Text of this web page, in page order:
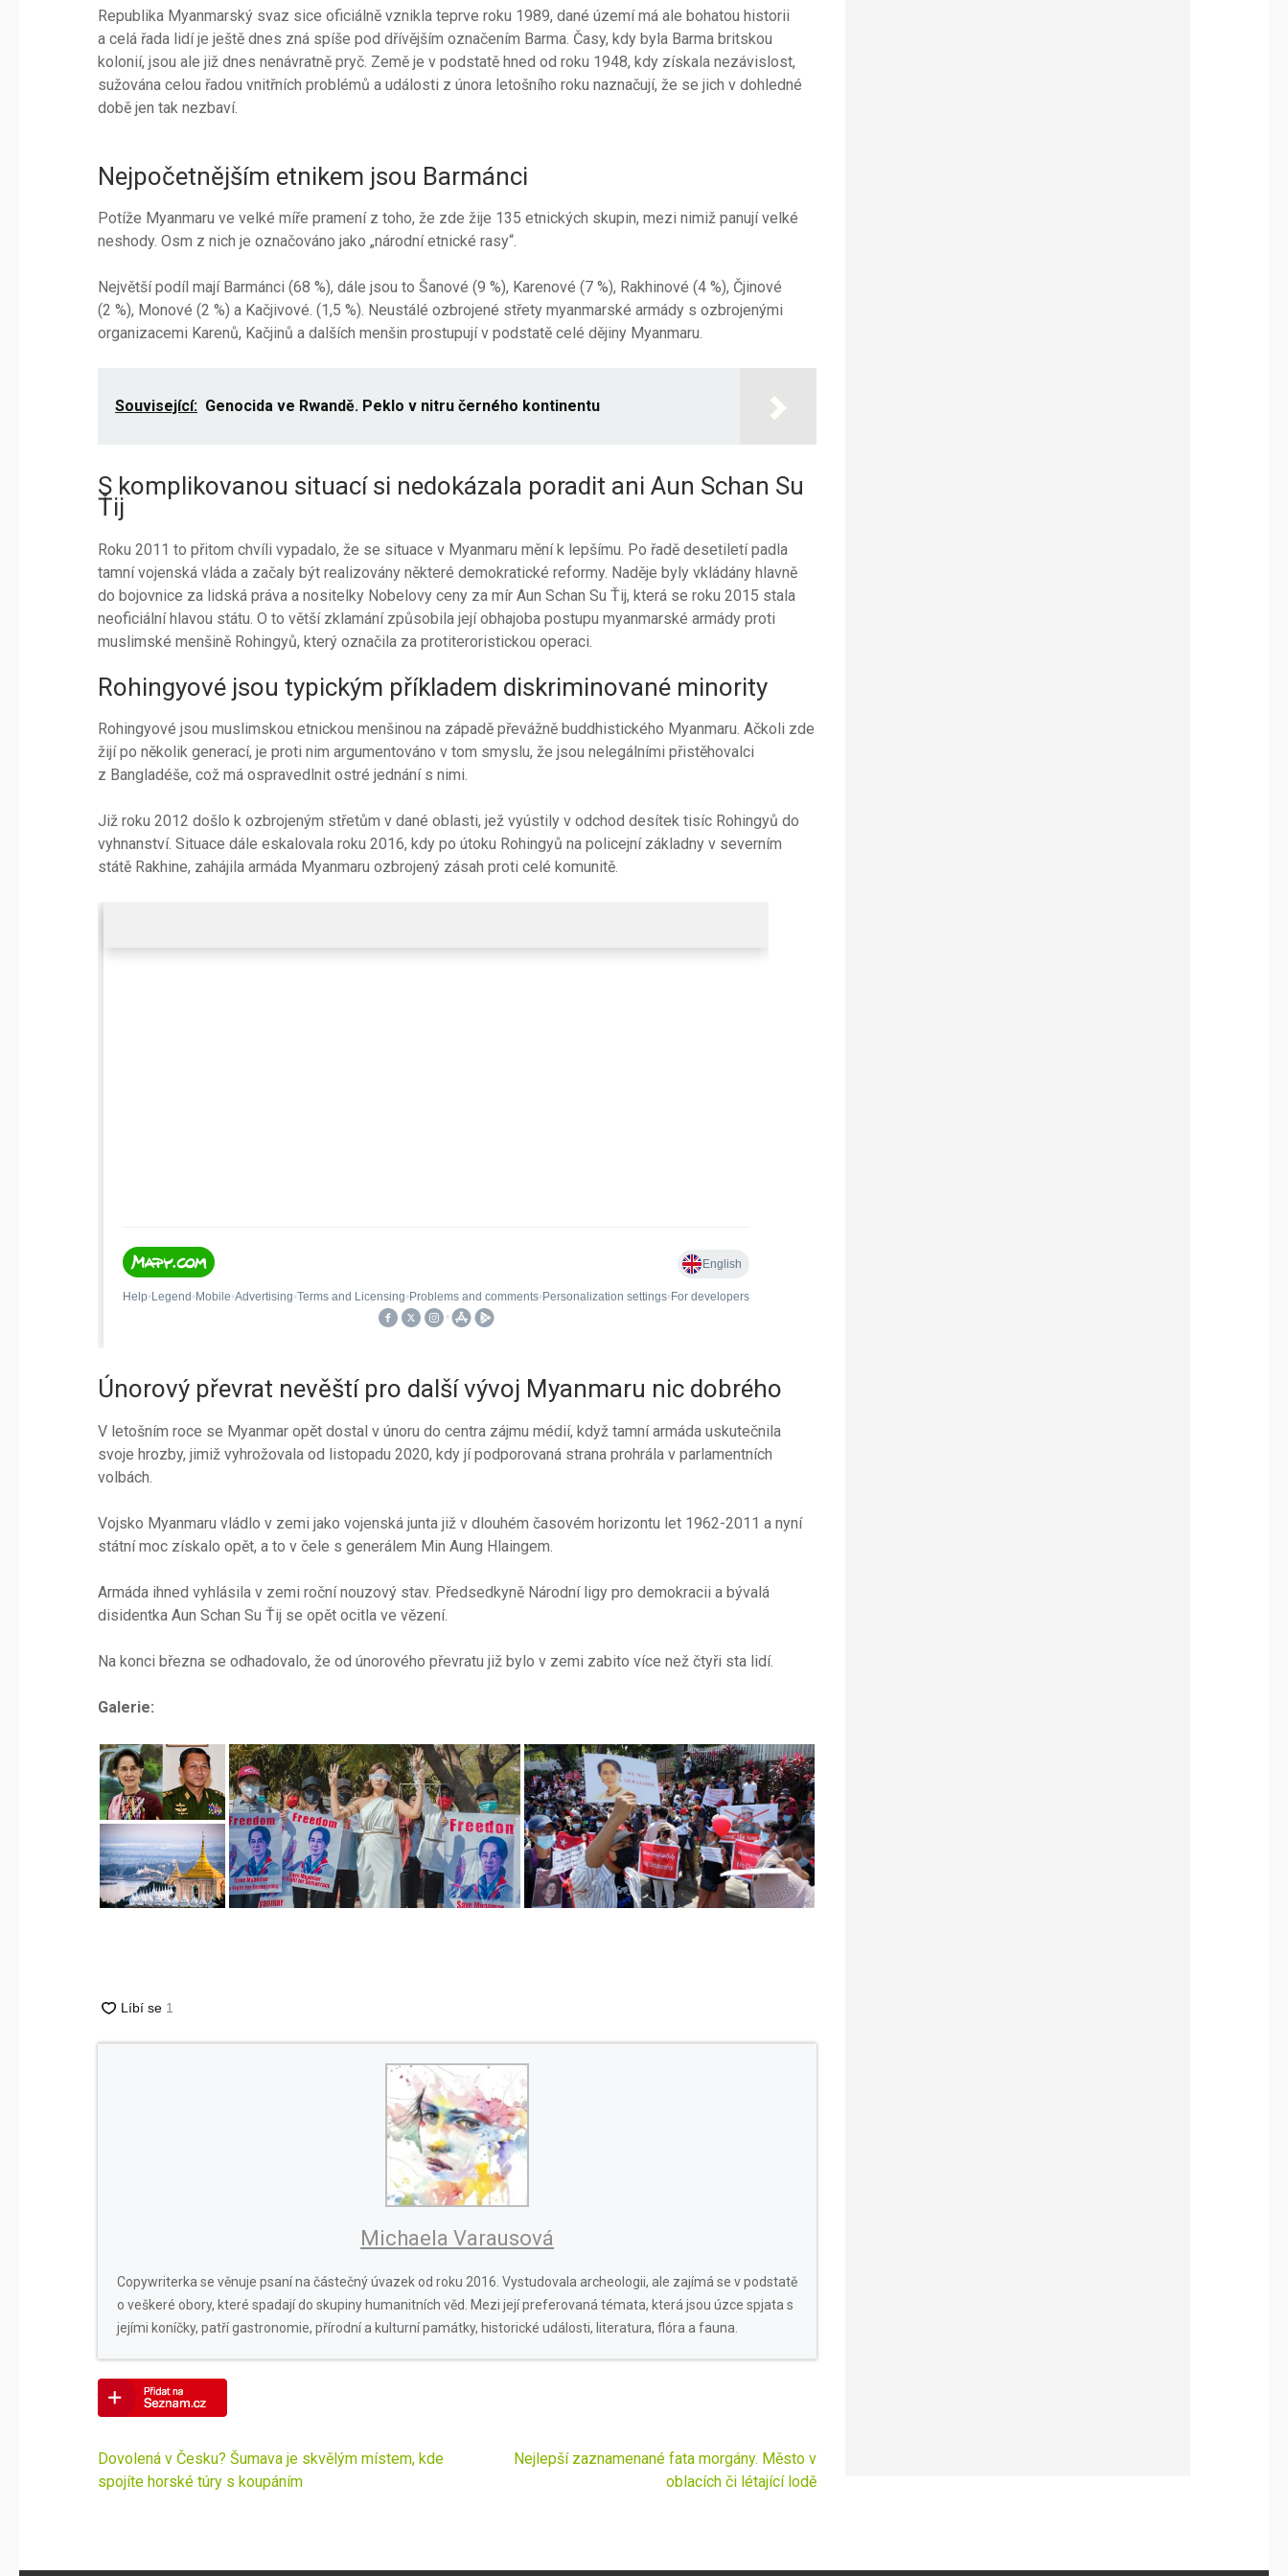
Republika Myanmarský svaz sice oficiálně vznikla teprve roku 1989, dané území má ale bohatou historii
a celá řada lidí je ještě dnes zná spíše pod dřívějším označením Barma. Časy, kdy byla Barma britskou
kolonií, jsou ale již dnes nenávratně pryč. Země je v podstatě hned od roku 1948, kdy získala nezávislost,
sužována celou řadou vnitřních problémů a události z února letošního roku naznačují, že se jich v dohledné
době jen tak nezbaví.
Nejpočetnějším etnikem jsou Barmánci
Potíže Myanmaru ve velké míře pramení z toho, že zde žije 135 etnických skupin, mezi nimiž panují velké
neshody. Osm z nich je označováno jako „národní etnické rasy“.
Největší podíl mají Barmánci (68 %), dále jsou to Šanové (9 %), Karenové (7 %), Rakhinové (4 %), Čjinové
(2 %), Monové (2 %) a Kačjivové. (1,5 %). Neustálé ozbrojené střety myanmarské armády s ozbrojenými
organizacemi Karenů, Kačjinů a dalších menšin prostupují v podstatě celé dějiny Myanmaru.
Související: Genocida ve Rwandě. Peklo v nitru černého kontinentu
S komplikovanou situací si nedokázala poradit ani Aun Schan Su
Ťij
Roku 2011 to přitom chvíli vypadalo, že se situace v Myanmaru mění k lepšímu. Po řadě desetiletí padla
tamní vojenská vláda a začaly být realizovány některé demokratické reformy. Naděje byly vkládány hlavně
do bojovnice za lidská práva a nositelky Nobelovy ceny za mír Aun Schan Su Ťij, která se roku 2015 stala
neoficiální hlavou státu. O to větší zklamání způsobila její obhajoba postupu myanmarské armády proti
muslimské menšině Rohingyů, který označila za protiteroristickou operaci.
Rohingyové jsou typickým příkladem diskriminované minority
Rohingyové jsou muslimskou etnickou menšinou na západě převážně buddhistického Myanmaru. Ačkoli zde
žijí po několik generací, je proti nim argumentováno v tom smyslu, že jsou nelegálními přistěhovalci
z Bangladéše, což má ospravedlnit ostré jednání s nimi.
Již roku 2012 došlo k ozbrojeným střetům v dané oblasti, jež vyústily v odchod desítek tisíc Rohingyů do
vyhnanství. Situace dále eskalovala roku 2016, kdy po útoku Rohingyů na policejní základny v severním
státě Rakhine, zahájila armáda Myanmaru ozbrojený zásah proti celé komunitě.
Únorový převrat nevěští pro další vývoj Myanmaru nic dobrého
V letošním roce se Myanmar opět dostal v únoru do centra zájmu médií, když tamní armáda uskutečnila
svoje hrozby, jimiž vyhrožovala od listopadu 2020, kdy jí podporovaná strana prohrála v parlamentních
volbách.
Vojsko Myanmaru vládlo v zemi jako vojenská junta již v dlouhém časovém horizontu let 1962-2011 a nyní
státní moc získalo opět, a to v čele s generálem Min Aung Hlaingem.
Armáda ihned vyhlásila v zemi roční nouzový stav. Předsedkyně Národní ligy pro demokracii a bývalá
disidentka Aun Schan Su Ťij se opět ocitla ve vězení.
Na konci března se odhadovalo, že od únorového převratu již bylo v zemi zabito více než čtyři sta lidí.
Galerie:
Michaela Varausová
Copywriterka se věnuje psaní na částečný úvazek od roku 2016. Vystudovala archeologii, ale zajímá se v podstatě
o veškeré obory, které spadají do skupiny humanitních věd. Mezi její preferovaná témata, která jsou úzce spjata s
jejími koníčky, patří gastronomie, přírodní a kulturní památky, historické události, literatura, flóra a fauna.
Navigace
pro
Dovolená v Česku? Šumava je skvělým místem, kde
spojíte horské túry s koupáním
Nejlepší zaznamenané fata morgány. Město v
oblacích či létající lodě